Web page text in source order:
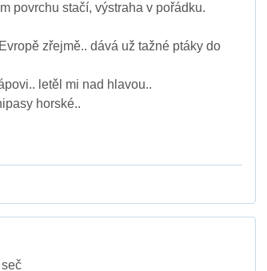
povrchu stačí, výstraha v pořádku.
zřejmě.. dává už tažné ptáky do
letěl mi nad hlavou..
horské..